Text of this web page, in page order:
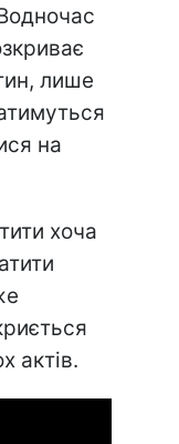
лише
на
хоча
актів.